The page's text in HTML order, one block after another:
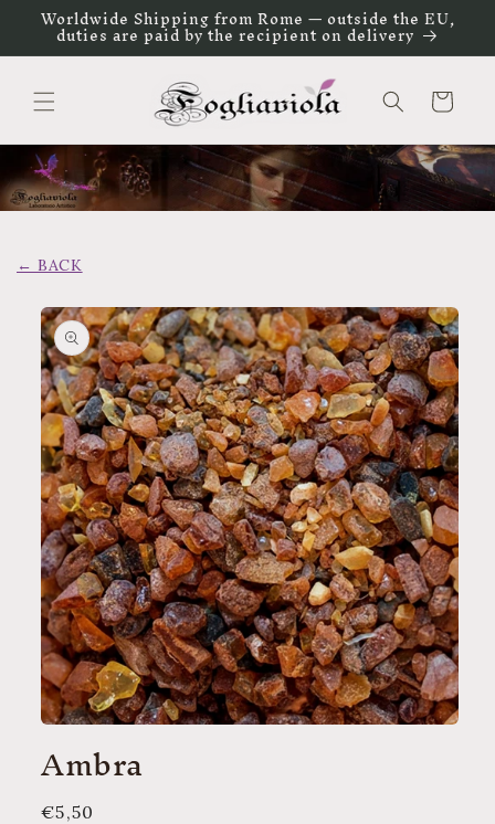
direttamente
ai contenuti
Worldwide Shipping from Rome — outside the EU,
duties are paid by the recipient on delivery
Carrello
← BACK
Passa alle
informazioni
sul prodotto
multimediali
finestra
Ambra
Prezzo
€5,50